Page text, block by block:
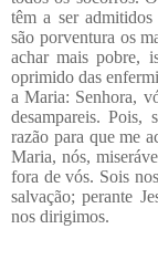
têm a ser admitidos
são porventura os
achar mais pobre,
oprimido das
a Maria: Senhora,
desampareis.
razão para que me
Maria, nós,
fora de vós. Sois
salvação; perante
nos dirigimos.